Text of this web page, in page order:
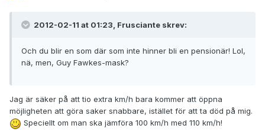
2012-02-11 at 01:23, Frusciante skrev:
Och du blir en som där som inte hinner bli en pensionär! Lol,
nä, men, Guy Fawkes-mask?
Jag är säker på att tio extra km/h bara kommer att öppna
möjligheten att göra saker snabbare, istället för att ta död på mig.
Speciellt om man ska jämföra 100 km/h med 110 km/h!